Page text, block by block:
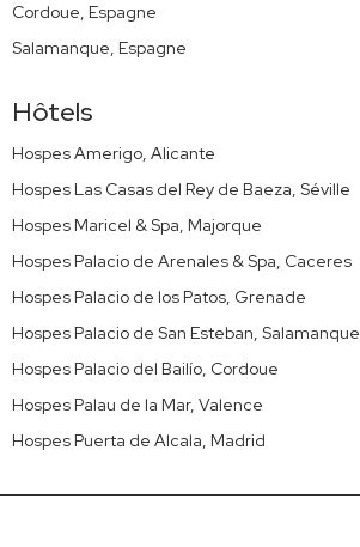
Cordoue, Espagne
Salamanque, Espagne
Hôtels
Hospes Amerigo, Alicante
Hospes Las Casas del Rey de Baeza, Séville
Hospes Maricel & Spa, Majorque
Hospes Palacio de Arenales & Spa, Caceres
Hospes Palacio de los Patos, Grenade
Hospes Palacio de San Esteban, Salamanque
Hospes Palacio del Bailío, Cordoue
Hospes Palau de la Mar, Valence
Hospes Puerta de Alcala, Madrid